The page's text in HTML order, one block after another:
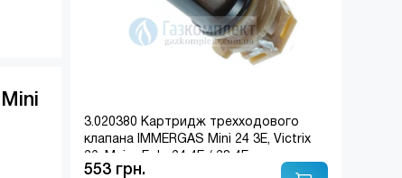
3.020380 Картридж трехходового
клапана IMMERGAS Mini 24 3E, Victrix
26, Major Eolo 24 4E / 28 4E
553 грн.